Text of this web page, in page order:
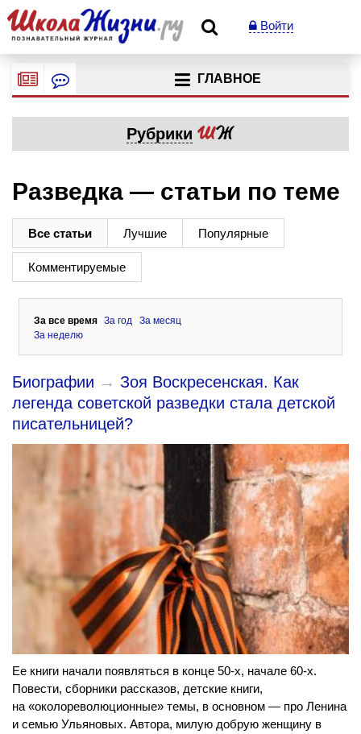
Войти
ГЛАВНОЕ
Рубрики
Разведка — статьи по теме
Все статьи Лучшие Популярные
Комментируемые
За все время За год
За месяц
За неделю
Биографии → Зоя Воскресенская. Как
легенда советской разведки стала детской
писательницей?
Ее книги начали появляться в конце 50-х, начале 60-х.
Повести, сборники рассказов, детские книги,
на «околореволюционные» темы, в основном — про Ленина
и семью Ульяновых. Автора, милую добрую женщину в